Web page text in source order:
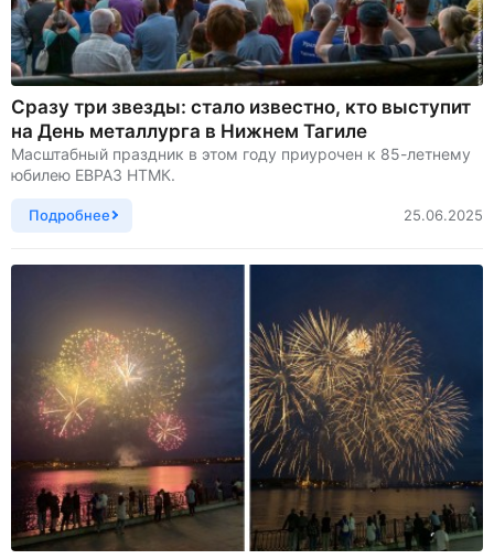
Сразу три звезды: стало известно, кто выступит
на День металлурга в Нижнем Тагиле
Масштабный праздник в этом году приурочен к 85-летнему
юбилею ЕВРАЗ НТМК.
Подробнее 25.06.2025